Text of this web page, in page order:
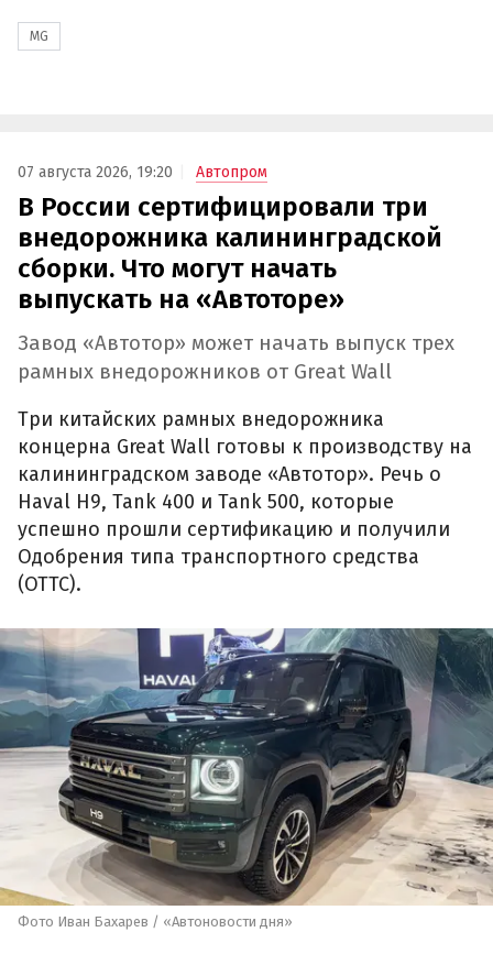
MG
07 августа 2026, 19:20 Автопром
В России сертифицировали три
внедорожника калининградской
сборки. Что могут начать
выпускать на «Автоторе»
Завод «Автотор» может начать выпуск трех
рамных внедорожников от Great Wall
Три китайских рамных внедорожника
концерна Great Wall готовы к производству на
калининградском заводе «Автотор». Речь о
Haval H9, Tank 400 и Tank 500, которые
успешно прошли сертификацию и получили
Одобрения типа транспортного средства
(ОТТС).
Фото Иван Бахарев / «Автоновости дня»